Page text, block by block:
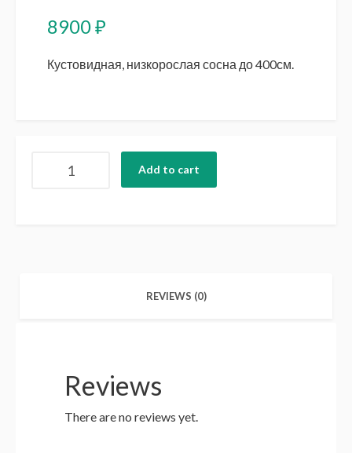
8900₽
Кустовидная, низкорослая сосна до 400см.
горная
Add to cart
REVIEWS (0)
Reviews
There are no reviews yet.